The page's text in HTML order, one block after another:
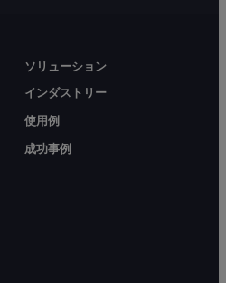
ソリューション
インダストリー
使用例
成功事例